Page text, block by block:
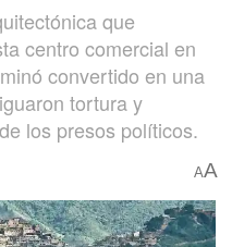
que
centro comercial en
convertido en una
tortura y
los presos políticos.
AA